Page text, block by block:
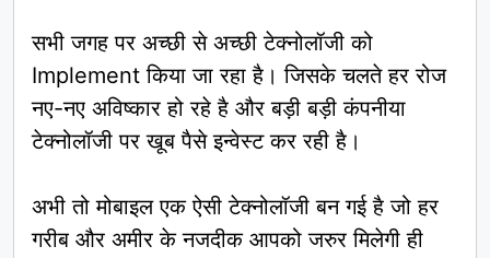
सभी जगह पर अच्छी से अच्छी टेक्नोलॉजी को
Implement किया जा रहा है। जिसके चलते हर रोज
नए-नए अविष्कार हो रहे है और बड़ी बड़ी कंपनीया
टेक्नोलॉजी पर खूब पैसे इन्वेस्ट कर रही है।
अभी तो मोबाइल एक ऐसी टेक्नोलॉजी बन गई है जो हर
गरीब और अमीर के नजदीक आपको जरुर मिलेगी ही